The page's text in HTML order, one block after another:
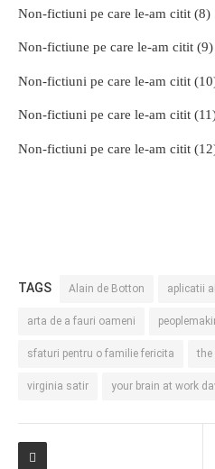
Non-fictiuni pe care le-am citit (8)
Non-fictiune pe care le-am citit (9)
Non-fictiuni pe care le-am citit
Non-fictiuni pe care le-am citit
Non-fictiuni pe care le-am citit
TAGS Alain de Botton aplicatii
arta de a fauri oameni
sfaturi pentru o familie fericita the
virginia satir your brain at work